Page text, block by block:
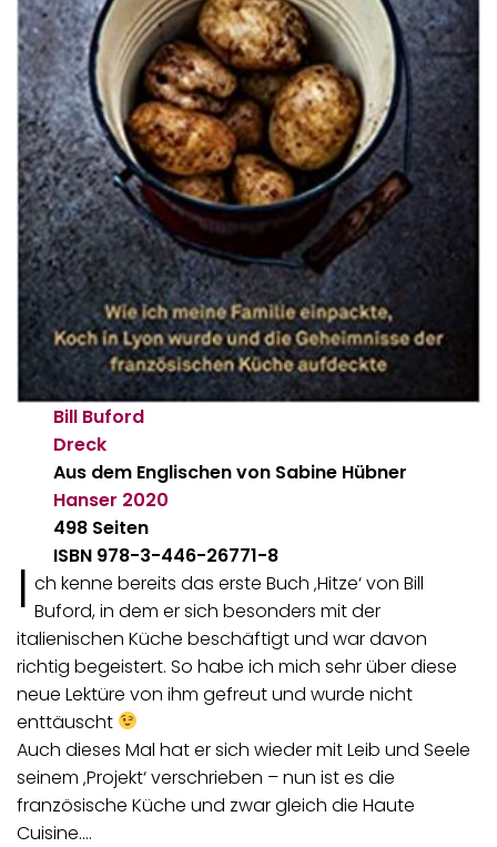
Bill Buford
Dreck
Aus dem Englischen von Sabine Hübner
Hanser 2020
498 Seiten
ISBN 978-3-446-26771-8
I ch kenne bereits das erste Buch ‚Hitze‘ von Bill
Buford, in dem er sich besonders mit der
italienischen Küche beschäftigt und war davon
richtig begeistert. So habe ich mich sehr über diese
neue Lektüre von ihm gefreut und wurde nicht
enttäuscht
Auch dieses Mal hat er sich wieder mit Leib und Seele
seinem ‚Projekt‘ verschrieben – nun ist es die
französische Küche und zwar gleich die Haute
Cuisine.…